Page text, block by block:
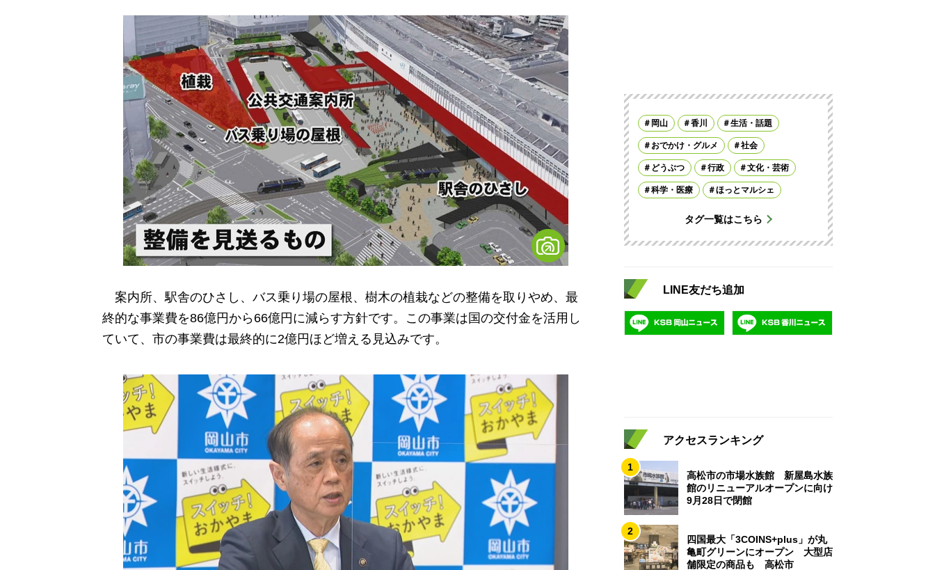
案内所、駅舎のひさし、バス乗り場の屋根、樹木の植栽などの整備を取りやめ、最
終的な事業費を86億円から66億円に減らす方針です。この事業は国の交付金を活用し
ていて、市の事業費は最終的に2億円ほど増える見込みです。
岡山 香川 生活・話題
おでかけ・グルメ 社会
どうぶつ 行政 文化・芸術
科学・医療 ほっとマルシェ
タグ一覧はこちら
LINE友だち追加
アクセスランキング
1
高松市の市場水族館 新屋島水族
館のリニューアルオープンに向け
9月28日で閉館
2
四国最大「3COINS+plus」が丸
亀町グリーンにオープン 大型店
舗限定の商品も 高松市